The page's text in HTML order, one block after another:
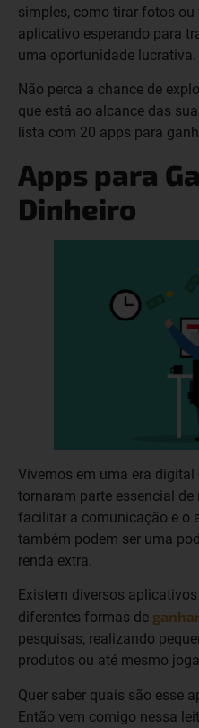
simples, como tirar fotos
aplicativo esperando para
uma oportunidade lucrativa.
Não perca a chance de
que está ao alcance das
lista com 20 apps para
Apps para
Dinheiro
Vivemos em uma era
tornaram parte essencial
facilitar a comunicação e o
também podem ser uma
renda extra.
Existem diversos
diferentes formas de
pesquisas, realizando
produtos ou até mesmo
Quer saber quais são esse
Então vem comigo nessa